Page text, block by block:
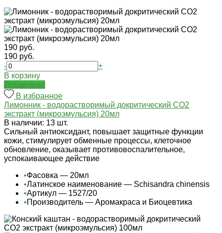
190 руб.
190 руб.
-
+
В корзину
Добавлено
В избранное
Лимонник - водорастворимый докритический СО2
экстракт (микроэмульсия) 20мл
В наличии: 13 шт.
Сильный антиоксидант, повышает защитные функции
кожи, стимулирует обменные процессы, клеточное
обновление, оказывает противовоспалительное,
успокаивающее действие
•Фасовка — 20мл
•Латинское наименование — Schisandra chinensis
•Артикул — 1527/20
•Производитель — Аромакраса и Биоцевтика